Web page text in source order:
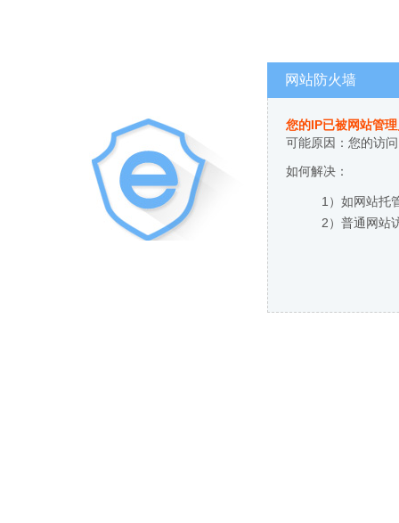
网站防火墙
您的IP已被网站管
可能原因：您的访
如何解决：
1）如网站托
2）普通网站